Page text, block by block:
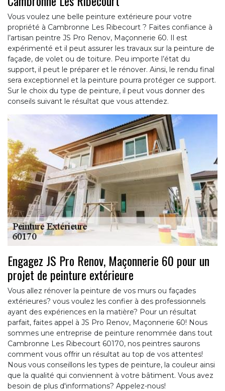
Vous voulez une belle peinture extérieure pour votre
propriété à Cambronne Les Ribecourt ? Faites confiance à
l’artisan peintre JS Pro Renov, Maçonnerie 60. Il est
expérimenté et il peut assurer les travaux sur la peinture de
façade, de volet ou de toiture. Peu importe l’état du
support, il peut le préparer et le rénover. Ainsi, le rendu final
sera exceptionnel et la peinture pourra protéger ce support.
Sur le choix du type de peinture, il peut vous donner des
conseils suivant le résultat que vous attendez.
Engagez JS Pro Renov, Maçonnerie 60 pour un
projet de peinture extérieure
Vous allez rénover la peinture de vos murs ou façades
extérieures? vous voulez les confier à des professionnels
ayant des expériences en la matière? Pour un résultat
parfait, faites appel à JS Pro Renov, Maçonnerie 60! Nous
sommes une entreprise de peinture renommée dans tout
Cambronne Les Ribecourt 60170, nos peintres saurons
comment vous offrir un résultat au top de vos attentes!
Nous vous conseillons les types de peinture, la couleur ainsi
que la qualité qui conviennent à votre bâtiment. Vous avez
besoin de plus d'informations? Appelez-nous!